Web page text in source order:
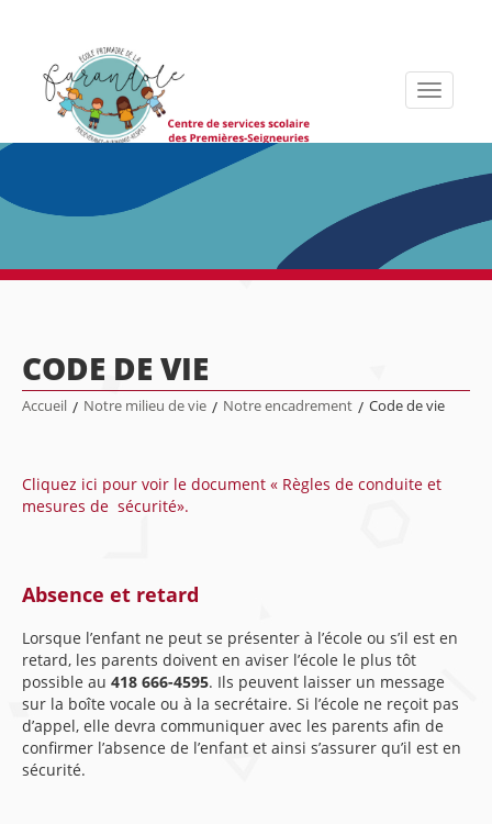
Toggle
CODE DE VIE
Accueil / Notre milieu de vie / Notre encadrement / Code de vie
Cliquez ici pour voir le document « Règles de conduite et
mesures de sécurité».
Absence et retard
Lorsque l’enfant ne peut se présenter à l’école ou s’il est en
retard, les parents doivent en aviser l’école le plus tôt
possible au 418 666-4595. Ils peuvent laisser un message
sur la boîte vocale ou à la secrétaire. Si l’école ne reçoit pas
d’appel, elle devra communiquer avec les parents afin de
confirmer l’absence de l’enfant et ainsi s’assurer qu’il est en
sécurité.